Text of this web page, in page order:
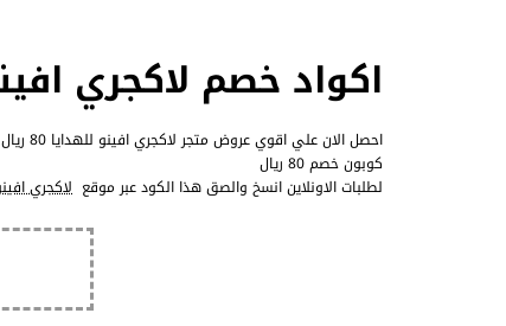
اكواد خصم لاكجري افينو
احصل الان علي اقوي عروض متجر لاكجري افينو للهدايا 80 ريال عند شرائك بـ 699 ريال واكثر احدي الهدايا المعروضة علي luxuryav.net
كوبون خصم 80 ريال
لطلبات الاونلاين انسخ والصق هذا الكود عبر موقع لاكجري